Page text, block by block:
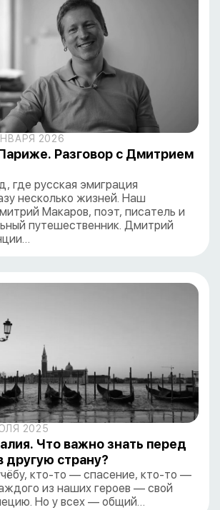
2026
Разговор с Дмитрием
где русская эмиграция
несколько жизней. Наш
Макаров, поэт, писатель и
путешественник. Дмитрий
2025
Что важно знать перед
другую страну?
кто-то — спасение, кто-то —
из наших героев — свой
Но у всех — общий…